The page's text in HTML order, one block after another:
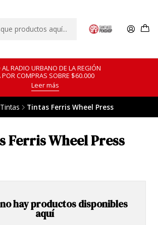
RADIO URBANO DE LA REGIÓN
COMPRAS SOBRE $60.000
Leer más
Tintas Tintas Ferris Wheel Press
Ferris Wheel Press
hay productos disponibles
aquí